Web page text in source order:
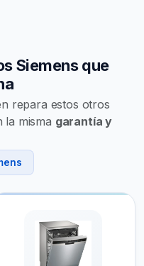
Siemens que
repara estos otros
la misma garantía y